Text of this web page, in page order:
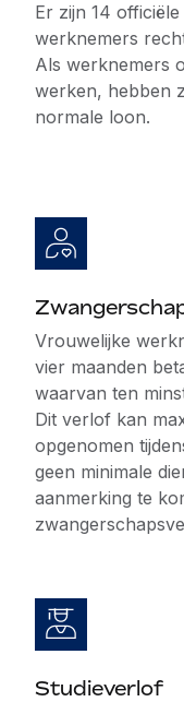
Er zijn 14
werknemers
Als werknemers
werken, hebben
normale loon.
Vrouwelijke
vier maanden
waarvan ten
Dit verlof kan
opgenomen
geen minimale
aanmerking te
Studieverlof